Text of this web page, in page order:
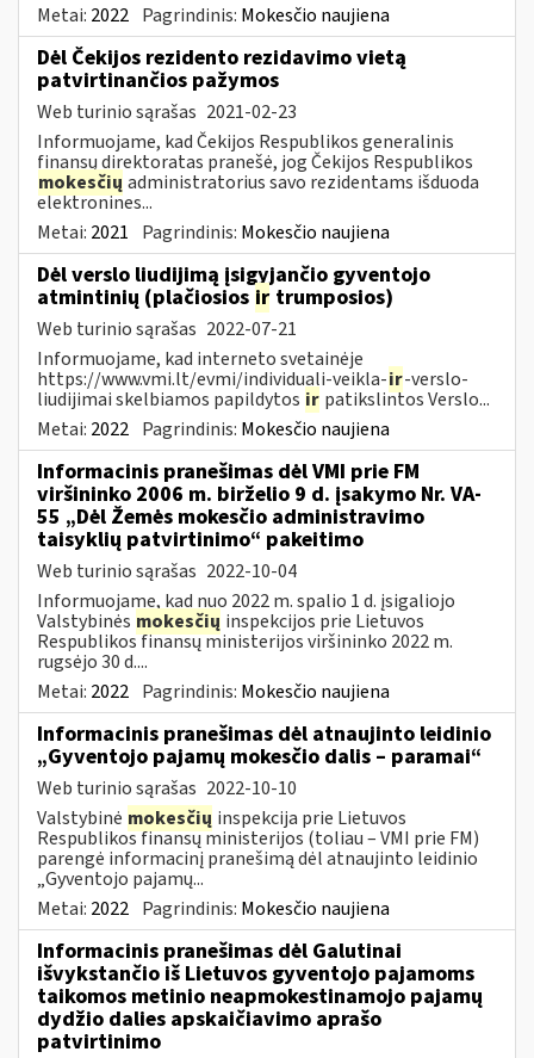
Metai: 2022 Pagrindinis: Mokesčio naujiena
Dėl Čekijos rezidento rezidavimo vietą
patvirtinančios pažymos
Web turinio sąrašas 2021-02-23
Informuojame, kad Čekijos Respublikos generalinis
finansų direktoratas pranešė, jog Čekijos Respublikos
mokesčių administratorius savo rezidentams išduoda
elektronines...
Metai: 2021 Pagrindinis: Mokesčio naujiena
Dėl verslo liudijimą įsigyjančio gyventojo
atmintinių (plačiosios ir trumposios)
Web turinio sąrašas 2022-07-21
Informuojame, kad interneto svetainėje
https://www.vmi.lt/evmi/individuali-veikla-ir-verslo-
liudijimai skelbiamos papildytos ir patikslintos Verslo...
Metai: 2022 Pagrindinis: Mokesčio naujiena
Informacinis pranešimas dėl VMI prie FM
viršininko 2006 m. birželio 9 d. įsakymo Nr. VA-
55 „Dėl Žemės mokesčio administravimo
taisyklių patvirtinimo“ pakeitimo
Web turinio sąrašas 2022-10-04
Informuojame, kad nuo 2022 m. spalio 1 d. įsigaliojo
Valstybinės mokesčių inspekcijos prie Lietuvos
Respublikos finansų ministerijos viršininko 2022 m.
rugsėjo 30 d....
Metai: 2022 Pagrindinis: Mokesčio naujiena
Informacinis pranešimas dėl atnaujinto leidinio
„Gyventojo pajamų mokesčio dalis – paramai“
Web turinio sąrašas 2022-10-10
Valstybinė mokesčių inspekcija prie Lietuvos
Respublikos finansų ministerijos (toliau – VMI prie FM)
parengė informacinį pranešimą dėl atnaujinto leidinio
„Gyventojo pajamų...
Metai: 2022 Pagrindinis: Mokesčio naujiena
Informacinis pranešimas dėl Galutinai
išvykstančio iš Lietuvos gyventojo pajamoms
taikomos metinio neapmokestinamojo pajamų
dydžio dalies apskaičiavimo aprašo
patvirtinimo